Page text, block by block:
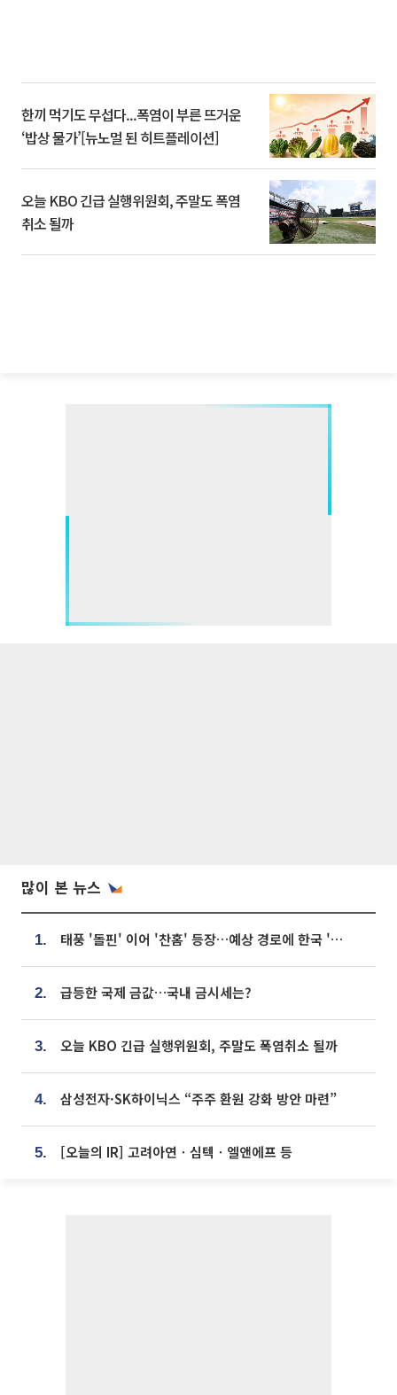
한끼 먹기도 무섭다...폭염이 부른 뜨거운
‘밥상 물가’[뉴노멀 된 히트플레이션]
오늘 KBO 긴급 실행위원회, 주말도 폭염
취소 될까
많이 본 뉴스
1. 태풍 '돌핀' 이어 '찬홈' 등장…예상 경로에 한국 '한숨'
2. 급등한 국제 금값…국내 금시세는?
3. 오늘 KBO 긴급 실행위원회, 주말도 폭염취소 될까
4. 삼성전자·SK하이닉스 “주주 환원 강화 방안 마련”
5. [오늘의 IR] 고려아연ㆍ심텍ㆍ엘앤에프 등